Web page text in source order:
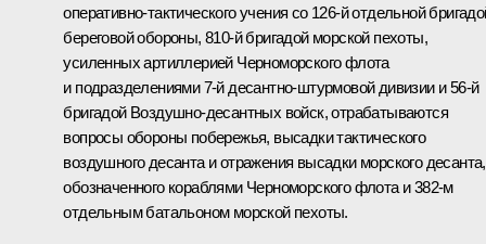
оперативно-тактического учения со 126‑й отдельной
береговой обороны, 810‑й бригадой морской пехоты,
усиленных артиллерией Черноморского флота
и подразделениями 7‑й десантно-штурмовой дивизии и 56‑й
бригадой Воздушно-десантных войск, отрабатываются
вопросы обороны побережья, высадки тактического
воздушного десанта и отражения высадки морского десанта,
обозначенного кораблями Черноморского флота и 382‑м
отдельным батальоном морской пехоты.